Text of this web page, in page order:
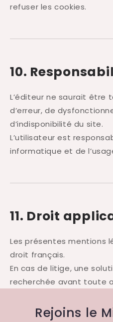
refuser les cookies.
10.
L’éditeur ne saurait être
d’erreur, de
d’indisponibilité du site.
L’utilisateur est
informatique et de
11. Droit
Les présentes mentions
droit français.
En cas de litige, une
recherchée avant toute
Rejoins le